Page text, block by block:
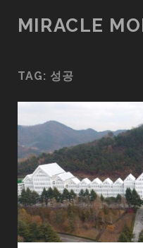
MIRACLE
TAG: 성공